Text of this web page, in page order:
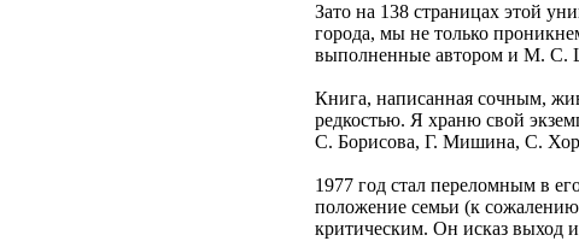
Зато на 138 страницах этой
города, мы не только
выполненные автором и М. С.
Книга, написанная сочным,
редкостью. Я храню свой
С. Борисова, Г. Мишина, С.
1977 год стал переломным в
положение семьи (к
критическим. Он исказ выход